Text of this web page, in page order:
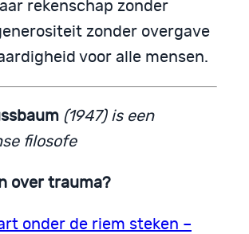
rekenschap zonder
zonder overgave
voor alle mensen.
(1947) is een
filosofe
over trauma?
onder de riem steken –